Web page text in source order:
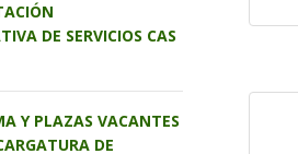
DE SERVICIOS CAS
Y PLAZAS VACANTES
DE